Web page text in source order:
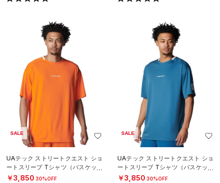
SALE
UAテック ストリートクエスト ショ
ートスリーブ Tシャツ（バスケット
ボール/MEN）
￥3,850 30%OFF
SALE
UAテック ストリートクエスト ショ
ートスリーブ Tシャツ（バスケット
ボール/MEN）
￥3,850 30%OFF